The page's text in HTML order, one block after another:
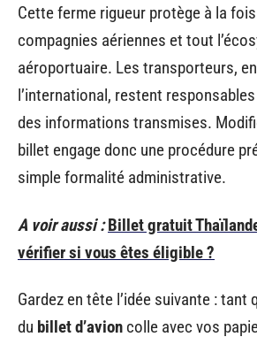
Cette ferme rigueur protège à la
compagnies aériennes et tout
aéroportuaire. Les transporteurs,
l’international, restent
des informations transmises.
billet engage donc une procédure
simple formalité administrative.
A voir aussi : Billet gratuit
vérifier si vous êtes éligible ?
Gardez en tête l’idée suivante : tant
du billet d’avion colle avec vos